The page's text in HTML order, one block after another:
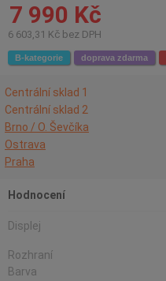
7 990 Kč
6 603,31 Kč bez DPH
B-kategorie doprava zdarma
Centrální sklad 1
Centrální sklad 2
Brno / O. Ševčíka
Ostrava
Praha
Hodnocení
Displej
Rozhraní
Barva